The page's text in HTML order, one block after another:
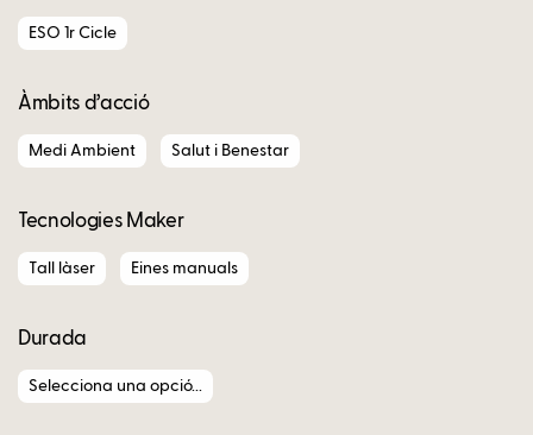
ESO 1r Cicle
Àmbits d’acció
Medi Ambient Salut i Benestar
Tecnologies Maker
Tall làser Eines manuals
Durada
Selecciona una opció...